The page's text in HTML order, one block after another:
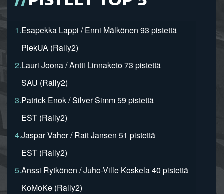
1.Esapekka Lappi / Enni Mälkönen 93 pistettä
PiekUA (Rally2)
2.Lauri Joona / Antti Linnaketo 73 pistettä
SAU (Rally2)
3.Patrick Enok / Silver Simm 59 pistettä
EST (Rally2)
4.Jaspar Vaher / Rait Jansen 51 pistettä
EST (Rally2)
5.Anssi Rytkönen / Juho-Ville Koskela 40 pistettä
KoMoKe (Rally2)